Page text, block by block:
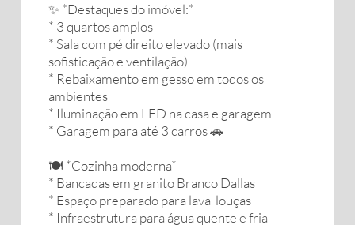
✨ *Destaques do imóvel:*
* 3 quartos amplos
* Sala com pé direito elevado (mais
sofisticação e ventilação)
* Rebaixamento em gesso em todos os
ambientes
* Iluminação em LED na casa e garagem
* Garagem para até 3 carros 🚗
🍽️ *Cozinha moderna*
* Bancadas em granito Branco Dallas
* Espaço preparado para lava-louças
* Infraestrutura para água quente e fria